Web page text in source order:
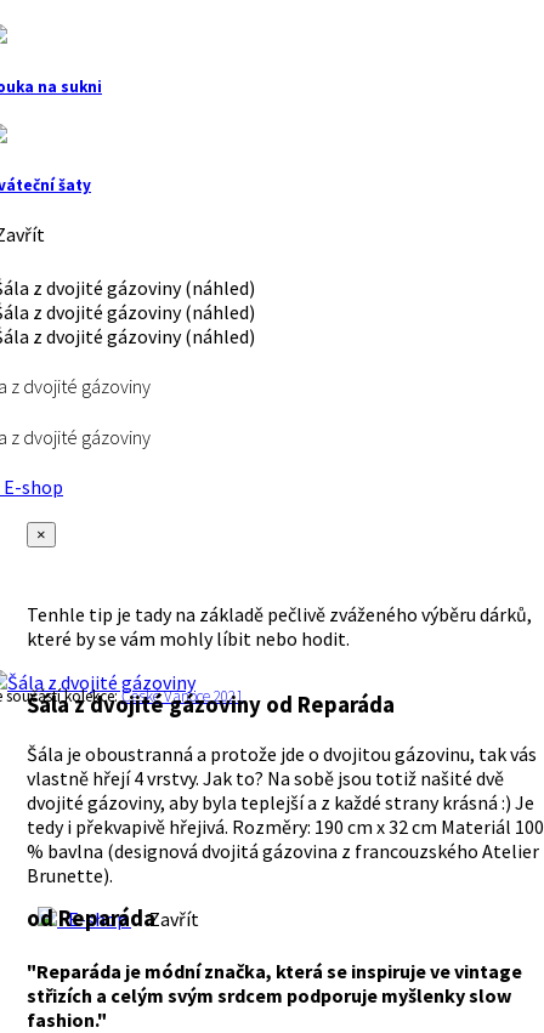
na sukni
šaty
z dvojité gázoviny
z dvojité gázoviny
shop
×
Tenhle tip je tady na základě pečlivě zváženého výběru dárků,
které by se vám mohly líbit nebo hodit.
součástí kolekce:České Vánoce 2021
Šála z dvojité gázoviny od Reparáda
Šála je oboustranná a protože jde o dvojitou gázovinu, tak vás
vlastně hřejí 4 vrstvy. Jak to? Na sobě jsou totiž našité dvě
dvojité gázoviny, aby byla teplejší a z každé strany krásná :) Je
tedy i překvapivě hřejivá. Rozměry: 190 cm x 32 cm Materiál 100
% bavlna (designová dvojitá gázovina z francouzského Atelier
Brunette).
E-shop
Zavřít
od Reparáda
"Reparáda je módní značka, která se inspiruje ve vintage
střizích a celým svým srdcem podporuje myšlenky slow
fashion."